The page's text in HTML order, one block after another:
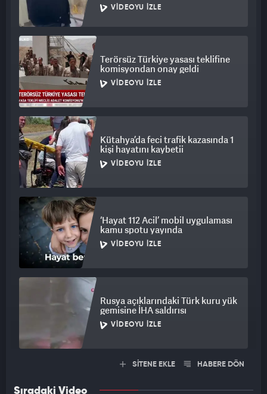
VIDEOYU İZLE
Terörsüz Türkiye yasası teklifine
komisyondan onay geldi
VIDEOYU İZLE
Kütahya’da feci trafik kazasında 1
kişi hayatını kaybetii
VIDEOYU İZLE
‘Hayat 112 Acil’ mobil uygulaması
kamu spotu yayında
VIDEOYU İZLE
Rusya açıklarındaki Türk kuru yük
gemisine İHA saldırısı
VIDEOYU İZLE
SİTENE EKLE HABERE DÖN
Sıradaki Video